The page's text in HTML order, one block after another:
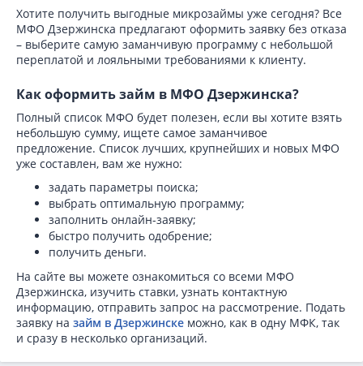
Хотите получить выгодные микрозаймы уже сегодня? Все
МФО Дзержинска предлагают оформить заявку без отказа
– выберите самую заманчивую программу с небольшой
переплатой и лояльными требованиями к клиенту.
Как оформить займ в МФО Дзержинска?
Полный список МФО будет полезен, если вы хотите взять
небольшую сумму, ищете самое заманчивое
предложение. Список лучших, крупнейших и новых МФО
уже составлен, вам же нужно:
задать параметры поиска;
выбрать оптимальную программу;
заполнить онлайн-заявку;
быстро получить одобрение;
получить деньги.
На сайте вы можете ознакомиться со всеми МФО
Дзержинска, изучить ставки, узнать контактную
информацию, отправить запрос на рассмотрение. Подать
заявку на займ в Дзержинске можно, как в одну МФК, так
и сразу в несколько организаций.